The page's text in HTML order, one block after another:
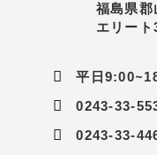
福島県
エリー
平日
0243-33-
0243-33-